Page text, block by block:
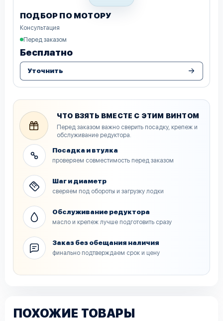
ПОДБОР ПО МОТОРУ
Консультация
Перед заказом
Бесплатно
Уточнить
ЧТО ВЗЯТЬ ВМЕСТЕ С ЭТИМ ВИНТОМ
Перед заказом важно сверить посадку, крепеж и
обслуживание редуктора.
Посадка и втулка
проверяем совместимость перед заказом
Шаг и диаметр
сверяем под обороты и загрузку лодки
Обслуживание редуктора
масло и крепеж лучше подготовить сразу
Заказ без обещания наличия
финально подтверждаем срок и цену
ПОХОЖИЕ ТОВАРЫ